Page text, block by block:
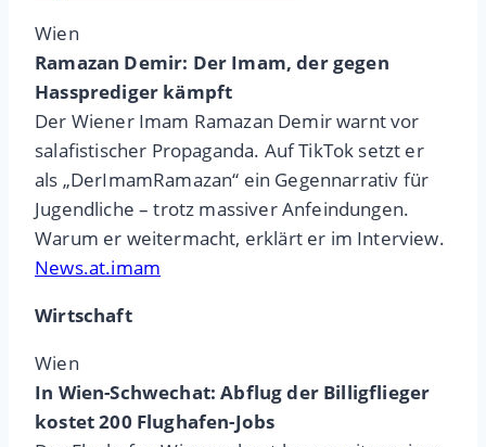
Wien
Ramazan Demir: Der Imam, der gegen
Hassprediger kämpft
Der Wiener Imam Ramazan Demir warnt vor
salafistischer Propaganda. Auf TikTok setzt er
als „DerImamRamazan“ ein Gegennarrativ für
Jugendliche – trotz massiver Anfeindungen.
Warum er weitermacht, erklärt er im Interview.
News.at.imam
Wirtschaft
Wien
In Wien-Schwechat: Abflug der Billigflieger
kostet 200 Flughafen-Jobs